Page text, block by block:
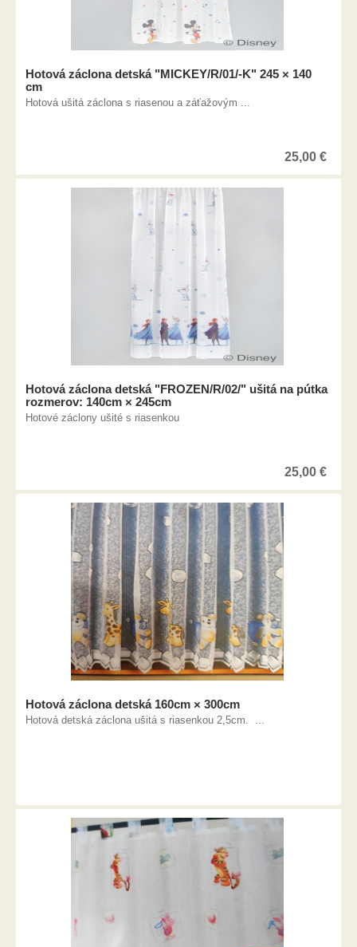
Hotová záclona detská "MICKEY/R/01/-K" 245 × 140
cm
Hotová ušitá záclona s riasenou a záťažovým ...
25,00 €
Hotová záclona detská "FROZEN/R/02/" ušitá na pútka
rozmerov: 140cm × 245cm
Hotové záclony ušité s riasenkou
25,00 €
Hotová záclona detská 160cm × 300cm
Hotová detská záclona ušitá s riasenkou 2,5cm. ...